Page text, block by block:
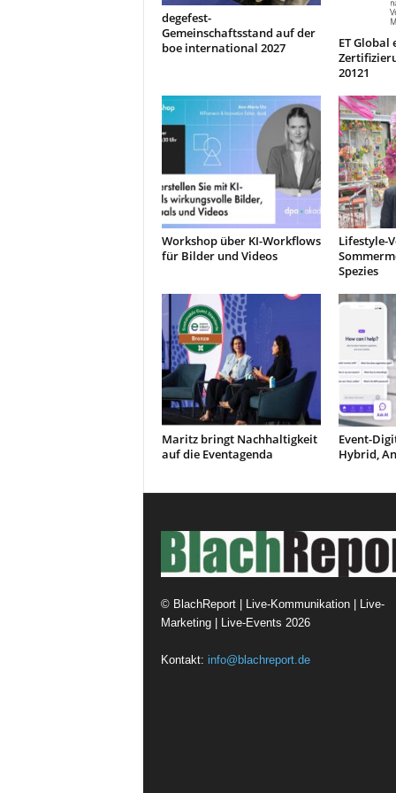
degefest-
Gemeinschaftsstand auf der
boe international 2027
ET
20121
Workshop über KI-Workflows
für Bilder und Videos
Lifestyle-
Spezies
Maritz bringt Nachhaltigkeit
auf die Eventagenda
Event-
Hybrid,
© BlachReport | Live-Kommunikation | Live-
Marketing | Live-Events 2026
Kontakt: info@blachreport.de